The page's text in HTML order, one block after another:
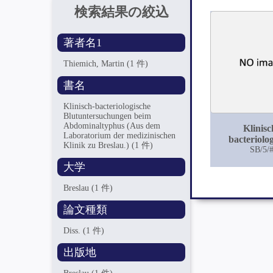
検索結果の絞込
著者名1
Thiemich, Martin(1 件)
書名
Klinisch-bacteriologische
Blutuntersuchungen beim
Abdominaltyphus (Aus dem
Laboratorium der medizinischen
Klinik zu Breslau.)(1 件)
大学
Breslau(1 件)
論文種類
Diss.(1 件)
出版地
SB/5/#